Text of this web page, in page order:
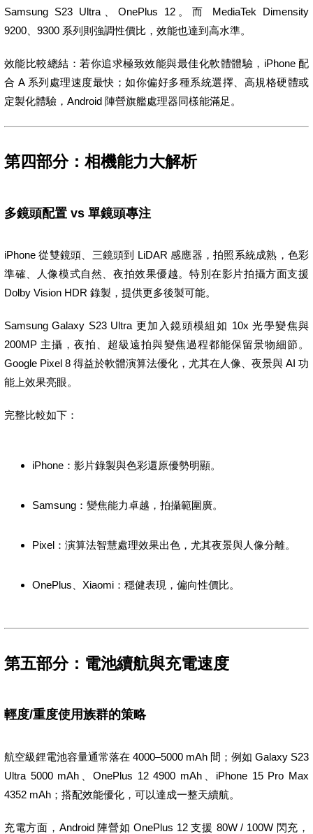
Samsung S23 Ultra、OnePlus 12。而 MediaTek Dimensity
9200、9300 系列則強調性價比，效能也達到高水準。
效能比較總結：若你追求極致效能與最佳化軟體體驗，iPhone 配
合 A 系列處理速度最快；如你偏好多種系統選擇、高規格硬體或
定製化體驗，Android 陣營旗艦處理器同樣能滿足。
第四部分：相機能力大解析
多鏡頭配置 vs 單鏡頭專注
iPhone 從雙鏡頭、三鏡頭到 LiDAR 感應器，拍照系統成熟，色彩
準確、人像模式自然、夜拍效果優越。特別在影片拍攝方面支援
Dolby Vision HDR 錄製，提供更多後製可能。
Samsung Galaxy S23 Ultra 更加入鏡頭模組如 10x 光學變焦與
200MP 主攝，夜拍、超級遠拍與變焦過程都能保留景物細節。
Google Pixel 8 得益於軟體演算法優化，尤其在人像、夜景與 AI 功
能上效果亮眼。
完整比較如下：
iPhone：影片錄製與色彩還原優勢明顯。
Samsung：變焦能力卓越，拍攝範圍廣。
Pixel：演算法智慧處理效果出色，尤其夜景與人像分離。
OnePlus、Xiaomi：穩健表現，偏向性價比。
第五部分：電池續航與充電速度
輕度/重度使用族群的策略
航空級鋰電池容量通常落在 4000–5000 mAh 間；例如 Galaxy S23
Ultra 5000 mAh、OnePlus 12 4900 mAh、iPhone 15 Pro Max
4352 mAh；搭配效能優化，可以達成一整天續航。
充電方面，Android 陣營如 OnePlus 12 支援 80W / 100W 閃充，